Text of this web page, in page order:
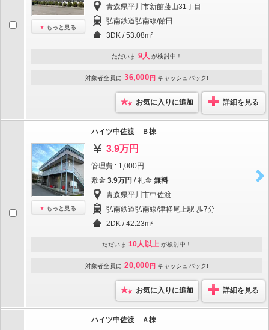
もっと見る
青森県平川市新館藤山31丁目
弘南鉄道弘南線/館田
3DK / 53.08m²
ただいま 9人 が検討中！
対象者全員に 36,000 円 キャッシュバック!
お気に入りに追加 詳細を見る
もっと見る
ハイツ中佐渡 Ｂ棟
3.9万円
管理費 : 1,000円
敷金 3.9万円 / 礼金 無料
青森県平川市中佐渡
弘南鉄道弘南線/津軽尾上駅 歩7分
2DK / 42.23m²
ただいま 10人以上 が検討中！
対象者全員に 20,000 円 キャッシュバック!
お気に入りに追加 詳細を見る
ハイツ中佐渡 Ａ棟